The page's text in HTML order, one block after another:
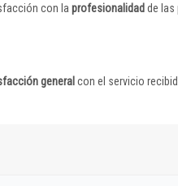
con la profesionalidad de las
general con el servicio